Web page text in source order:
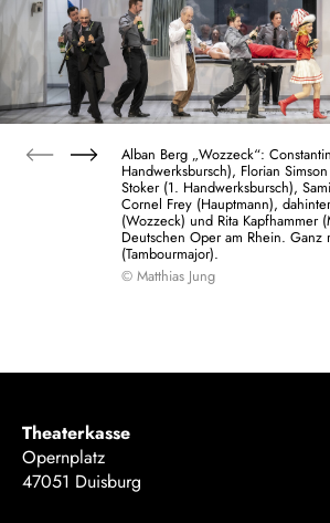
Alban Berg „Wozzeck“:
Handwerksbursch), Florian
Stoker (1. Handwerksbursch),
Cornel Frey (Hauptmann),
(Wozzeck) und Rita Kapfhammer
Deutschen Oper am Rhein. Ganz
(Tambourmajor).
© Matthias Jung
Theaterkasse
Opernplatz
47051 Duisburg